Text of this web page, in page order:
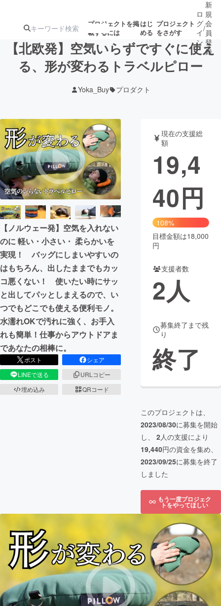
プロジェクトを掲
載するには
はじ
める
プロジェクト
をさがす
ジェクト
募集終了が近いプ
ロジェクト
アート・写真 音楽
テクノロジー・ガジェット ゲーム・
映像・映画 書籍・雑誌
ビジネス・起業 チャレンジ
まちづくり・地域活性化
CAMPFIRE for Social Good
CAMPFIRE Creation
CAMPFIREふるさと納税machi-ya コミュニティ
ロ
グ
イ
ン
/
新
規
会
員
登
録
【北欧発】空気いらずですぐに使え
る、形が変わるトラベルピロー
Yoka_Buy プロダクト
【ノルウェー発】空気を入れない
のに 軽い・小さい・ 柔らかいを
実現！ バッグにしまいやすいの
はもちろん、出したままでもカッ
コ悪くない！ 使いたい時にサッ
と出してパッとしまえるので、い
つでもどこでも使える便利モノ。
水濡れOKで汚れに強く、お手入
れも簡単！仕事からアウトドアま
であなたの相棒に。
ポスト
シェア
LINEで送る
URLコピー
埋め込み
QRコード
現在の支援総
額
19,4
40円
108%
目標金額は18,000
円
支援者数
2人
募集終了まで残
り
終了
このプロジェクトは、
2023/08/30に募集を開始
し、 2人の支援により
19,440円の資金を集め、
2023/09/25に募集を終了
しました
もう一度プロジェク
トをやってほしい